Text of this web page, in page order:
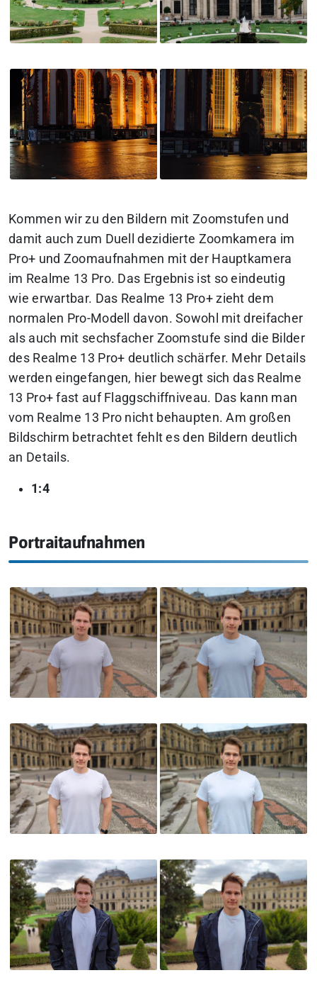
Kommen wir zu den Bildern mit Zoomstufen und
damit auch zum Duell dezidierte Zoomkamera im
Pro+ und Zoomaufnahmen mit der Hauptkamera
im Realme 13 Pro. Das Ergebnis ist so eindeutig
wie erwartbar. Das Realme 13 Pro+ zieht dem
normalen Pro-Modell davon. Sowohl mit dreifacher
als auch mit sechsfacher Zoomstufe sind die Bilder
des Realme 13 Pro+ deutlich schärfer. Mehr Details
werden eingefangen, hier bewegt sich das Realme
13 Pro+ fast auf Flaggschiffniveau. Das kann man
vom Realme 13 Pro nicht behaupten. Am großen
Bildschirm betrachtet fehlt es den Bildern deutlich
an Details.
1:4
Portraitaufnahmen